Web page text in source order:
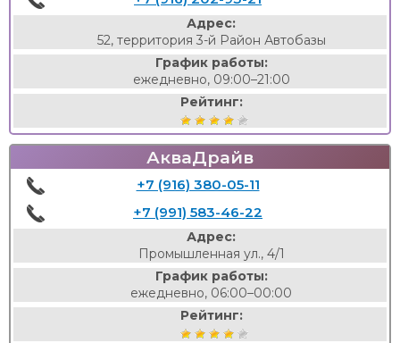
Адрес:
52, территория 3-й Район Автобазы
График работы:
ежедневно, 09:00–21:00
Рейтинг:
АкваДрайв
+7 (916) 380-05-11
+7 (991) 583-46-22
Адрес:
Промышленная ул., 4/1
График работы:
ежедневно, 06:00–00:00
Рейтинг: